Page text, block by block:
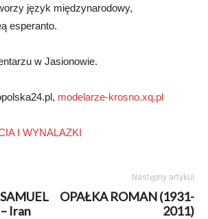
język międzynarodowy,
esperanto.
w Jasionowie.
modelarze-krosno.xq.pl
I WYNALAZKI
Iran
Następny artykuł
OPAŁKA ROMAN (1931-
2011)